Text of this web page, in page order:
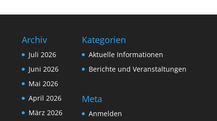
Archiv
Juli 2026
Juni 2026
Mai 2026
April 2026
März 2026
Kategorien
Aktuelle Informationen
Berichte und Veranstaltungen
Meta
Anmelden